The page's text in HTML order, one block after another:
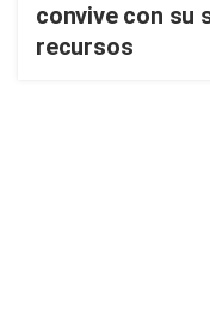
convive con su
recursos